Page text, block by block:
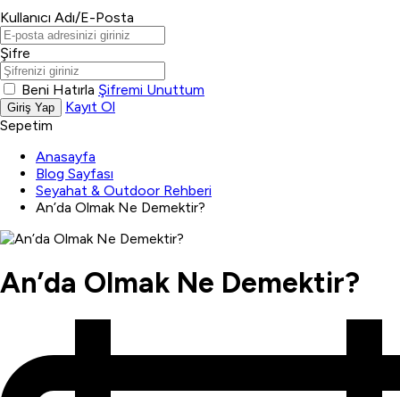
Kullanıcı Adı/E-Posta
Şifre
Beni Hatırla Şifremi Unuttum
Giriş Yap
Kayıt Ol
Sepetim
Anasayfa
Blog Sayfası
Seyahat & Outdoor Rehberi
An’da Olmak Ne Demektir?
An’da Olmak Ne Demektir?